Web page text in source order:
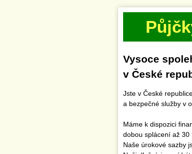
Vysoce
v České
Jste v České
a bezpečné služby v
Máme k dispozici
dobou splácení až 30
Naše úrokové sazby